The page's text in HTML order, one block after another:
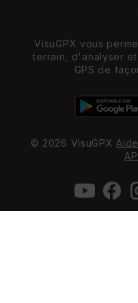
VisuGPX vous
terrain, d'analyser
GPS de
© 2026 VisuGPX Aide